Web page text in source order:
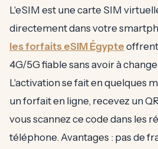
L'eSIM est une carte SIM
directement dans votre
les forfaits eSIM Égypte
4G/5G fiable sans avoir à
L'activation se fait en quelques
un forfait en ligne, recevez un
vous scannez ce code dans les
téléphone. Avantages : pas de